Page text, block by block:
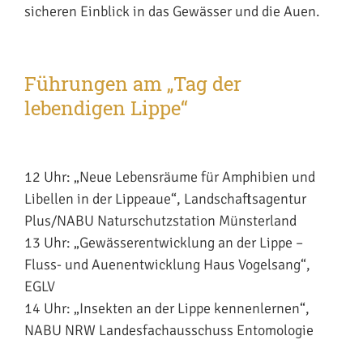
sicheren Einblick in das Gewässer und die Auen.
Führungen am „Tag der
lebendigen Lippe“
12 Uhr: „Neue Lebensräume für Amphibien und
Libellen in der Lippeaue“, Landschaftsagentur
Plus/NABU Naturschutzstation Münsterland
13 Uhr: „Gewässerentwicklung an der Lippe –
Fluss- und Auenentwicklung Haus Vogelsang“,
EGLV
14 Uhr: „Insekten an der Lippe kennenlernen“,
NABU NRW Landesfachausschuss Entomologie